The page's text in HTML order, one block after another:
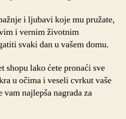
i ljubavi koje mu pružate,
i vernim životnim
svaki dan u vašem domu.
shopu lako ćete pronaći sve
u očima i veseli cvrkut vaše
najlepša nagrada za